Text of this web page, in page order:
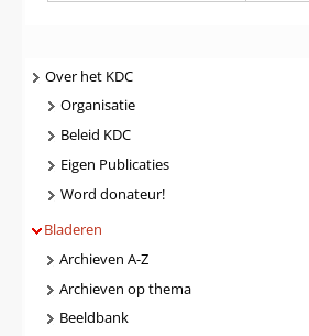
Navigatie
Over het KDC
Organisatie
Beleid KDC
Eigen Publicaties
Word donateur!
Bladeren
Archieven A-Z
Archieven op thema
Beeldbank